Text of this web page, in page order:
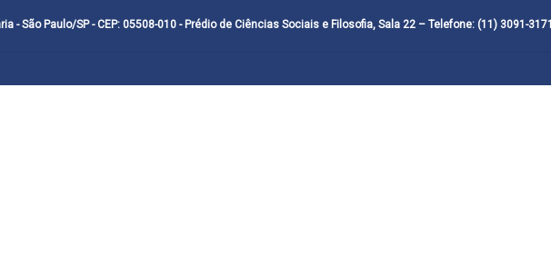
- São Paulo/SP - CEP: 05508-010 - Prédio de Ciências Sociais e Filosofia, Sala 22 – Telefone: (11) 3091-3171